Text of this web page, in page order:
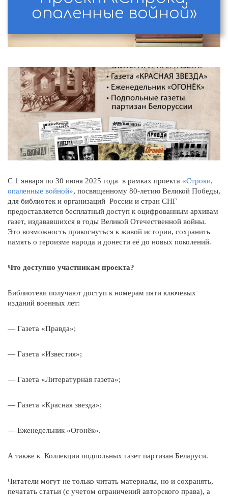
опаленные войной»
С 1 января по 30 июня 2025 года в рамках проекта «Строки,
опаленные войной», посвященному 80-летию Великой Победы,
для библиотек и организаций России и стран СНГ
предоставляется бесплатный доступ к оцифрованным архивам
газет, издававшихся в годы Великой Отечественной войны.
Это возможность прикоснуться к живой истории, сохранить
память о героизме народа и донести её до новых поколений.
Что доступно участникам проекта?
Библиотеки получают доступ к номерам пяти ключевых
изданий военных лет:
— Газета «Правда»;
— Газета «Известия»;
— Газета «Литературная газета»;
— Газета «Красная звезда»;
— Еженедельник «Огонёк».
А также к Коллекции подпольных газет партизан Беларуси.
Читатели могут не только читать материалы, но и сохранять,
печатать статьи (с учетом ограничений авторского права), а